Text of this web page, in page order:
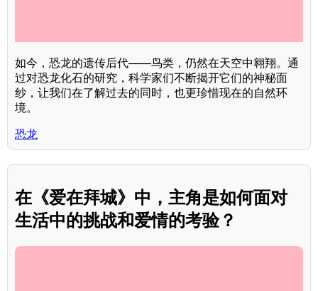
如今，恐龙的遗传后代——鸟类，仍然在天空中翱翔。通
过对恐龙化石的研究，科学家们不断揭开它们的神秘面
纱，让我们在了解过去的同时，也更珍惜现在的自然环
境。
恐龙
在《爱在拜城》中，主角是如何面对
生活中的挑战和爱情的考验？